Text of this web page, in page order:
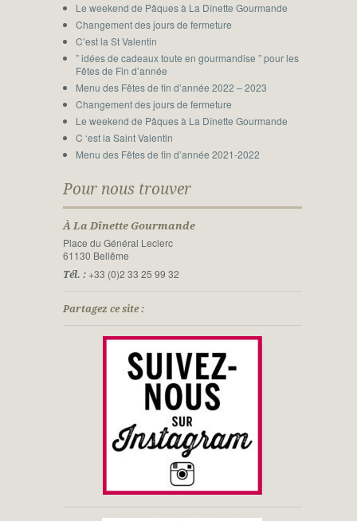
Le weekend de Pâques à La Dînette Gourmande
Changement des jours de fermeture
C’est la St Valentin
” idées de cadeaux toute en gourmandise ” pour les
Fêtes de Fin d’année
Menu des Fêtes de fin d’année 2022 – 2023
Changement des jours de fermeture
Le weekend de Pâques à La Dînette Gourmande
C ‘est la Saint Valentin
Menu des Fêtes de fin d’année 2021-2022
Pour nous trouver
À La Dînette Gourmande
Place du Général Leclerc
61130 Bellême
Tél. :+33 (0)2 33 25 99 32
Partagez ce site :